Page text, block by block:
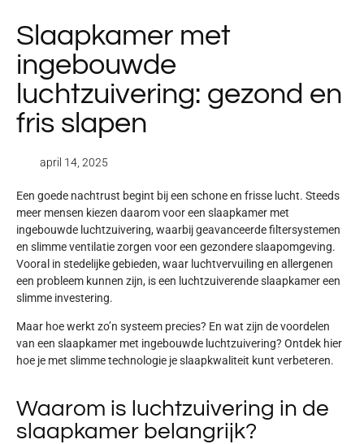
Slaapkamer met
ingebouwde
luchtzuivering: gezond en
fris slapen
april 14, 2025
Een goede nachtrust begint bij een schone en frisse lucht. Steeds
meer mensen kiezen daarom voor een slaapkamer met
ingebouwde luchtzuivering, waarbij geavanceerde filtersystemen
en slimme ventilatie zorgen voor een gezondere slaapomgeving.
Vooral in stedelijke gebieden, waar luchtvervuiling en allergenen
een probleem kunnen zijn, is een luchtzuiverende slaapkamer een
slimme investering.
Maar hoe werkt zo’n systeem precies? En wat zijn de voordelen
van een slaapkamer met ingebouwde luchtzuivering? Ontdek hier
hoe je met slimme technologie je slaapkwaliteit kunt verbeteren.
Waarom is luchtzuivering in de
slaapkamer belangrijk?